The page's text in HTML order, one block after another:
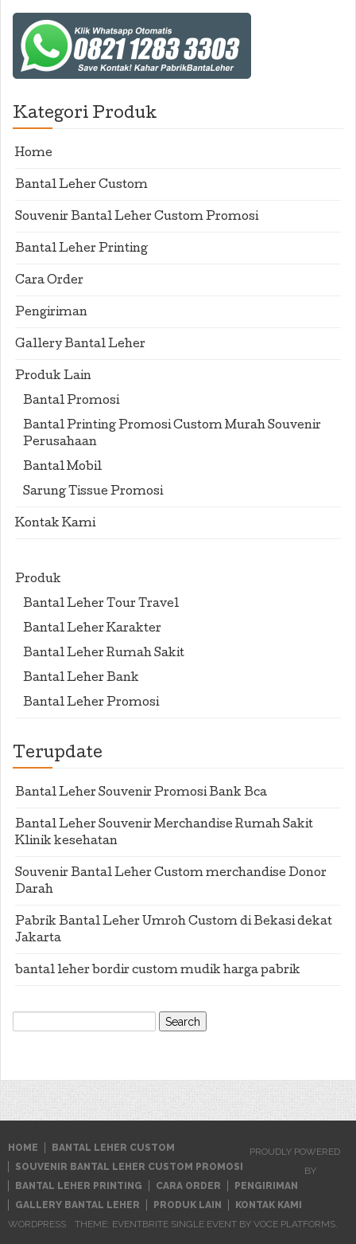
Kategori Produk
Home
Bantal Leher Custom
Souvenir Bantal Leher Custom Promosi
Bantal Leher Printing
Cara Order
Pengiriman
Gallery Bantal Leher
Produk Lain
Bantal Promosi
Bantal Printing Promosi Custom Murah Souvenir
Perusahaan
Bantal Mobil
Sarung Tissue Promosi
Kontak Kami
Produk
Bantal Leher Tour Travel
Bantal Leher Karakter
Bantal Leher Rumah Sakit
Bantal Leher Bank
Bantal Leher Promosi
Terupdate
Bantal Leher Souvenir Promosi Bank Bca
Bantal Leher Souvenir Merchandise Rumah Sakit
Klinik kesehatan
Souvenir Bantal Leher Custom merchandise Donor
Darah
Pabrik Bantal Leher Umroh Custom di Bekasi dekat
Jakarta
bantal leher bordir custom mudik harga pabrik
Search
for:
HOME
BANTAL LEHER CUSTOM
SOUVENIR BANTAL LEHER CUSTOM PROMOSI
BANTAL LEHER PRINTING
CARA ORDER
PENGIRIMAN
GALLERY BANTAL LEHER
PRODUK LAIN KONTAK KAMI
PROUDLY POWERED
BY
WORDPRESS THEME: EVENTBRITE SINGLE EVENT BY VOCE PLATFORMS.